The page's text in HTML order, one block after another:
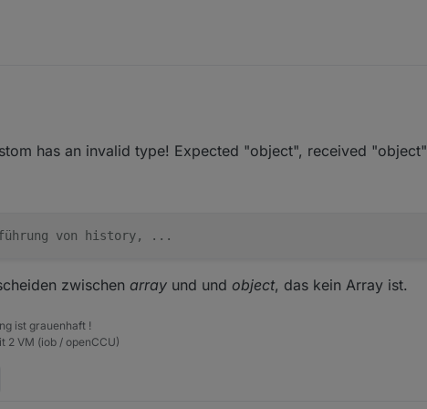
Temperaturfühlers bekomme ich
soll
has an invalid type! Expected "object", received "object"
von history, ...
zwischen array und und object, das kein Array ist.
ist grauenhaft !
2 VM (iob / openCCU)